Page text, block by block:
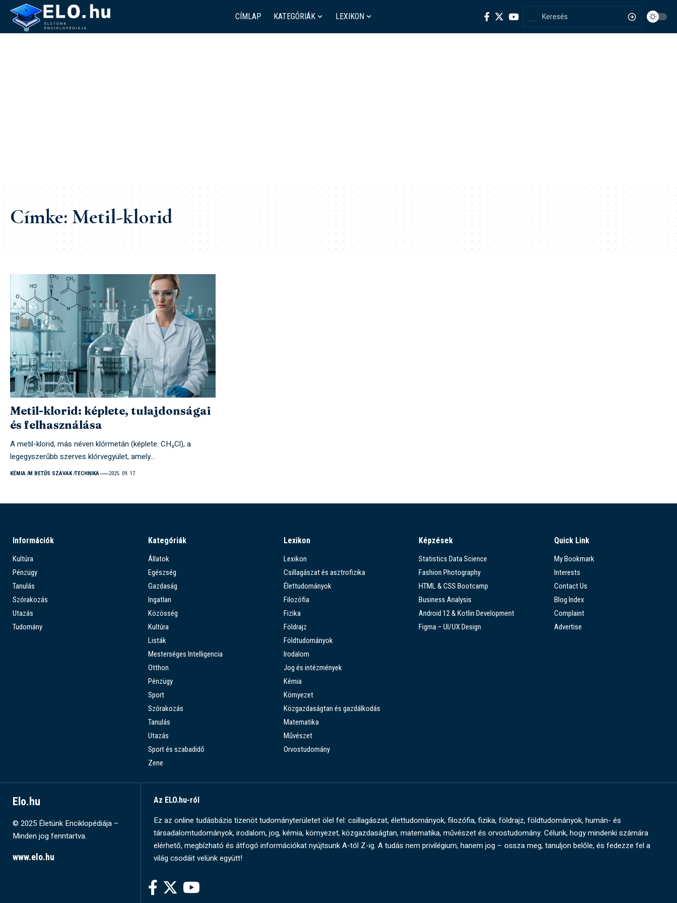
CÍMLAP KATEGÓRIÁK LEXIKON
Címke:Metil-klorid
Metil-klorid: képlete, tulajdonságai
és felhasználása
A metil-klorid, más néven klórmetán (képlete: CH₃Cl), a
legegyszerűbb szerves klórvegyület, amely…
KÉMIA M BETŰS SZAVAK TECHNIKA 2025. 09. 17.
Információk
Kultúra
Pénzügy
Tanulás
Szórakozás
Utazás
Tudomány
Kategóriák
Állatok
Egészség
Gazdaság
Ingatlan
Közösség
Kultúra
Listák
Mesterséges Intelligencia
Otthon
Pénzügy
Sport
Szórakozás
Tanulás
Utazás
Sport és szabadidő
Zene
Lexikon
Lexikon
Csillagászat és asztrofizika
Élettudományok
Filozófia
Fizika
Földrajz
Földtudományok
Irodalom
Jog és intézmények
Kémia
Környezet
Közgazdaságtan és gazdálkodás
Matematika
Művészet
Orvostudomány
Képzések
Statistics Data Science
Fashion Photography
HTML & CSS Bootcamp
Business Analysis
Android 12 & Kotlin Development
Figma – UI/UX Design
Quick Link
My Bookmark
Interests
Contact Us
Blog Index
Complaint
Advertise
Elo.hu
© 2025 Életünk Enciklopédiája –
Minden jog fenntartva.
www.elo.hu
Az ELO.hu-ról
Ez az online tudásbázis tizenöt tudományterületet ölel fel: csillagászat, élettudományok, filozófia, fizika, földrajz, földtudományok, humán- és
társadalomtudományok, irodalom, jog, kémia, környezet, közgazdaságtan, matematika, művészet és orvostudomány. Célunk, hogy mindenki számára
elérhető, megbízható és átfogó információkat nyújtsunk A-tól Z-ig. A tudás nem privilégium, hanem jog – ossza meg, tanuljon belőle, és fedezze fel a
világ csodáit velünk együtt!